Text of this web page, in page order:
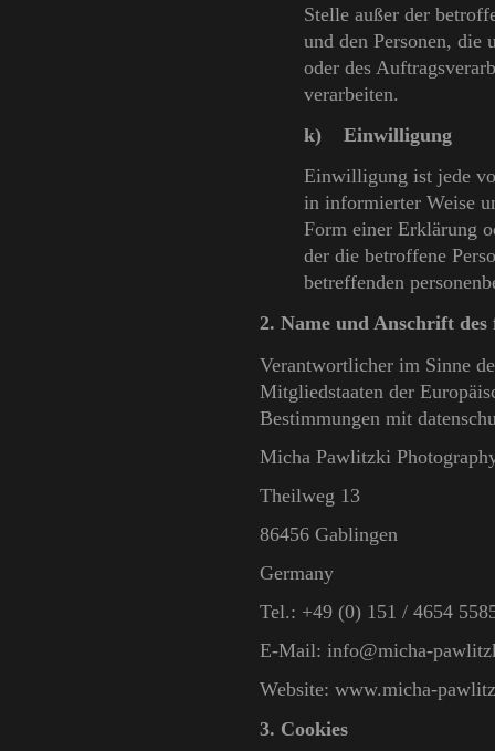
Stelle außer der
und den Personen, die
oder des
verarbeiten.
k) Einwilligung
Einwilligung ist jede
in informierter Weise
Form einer Erklärung
der die betroffene
betreffenden
2. Name und Anschrift
Verantwortlicher im Sinne
Mitgliedstaaten der
Bestimmungen mit
Micha Pawlitzki
Theilweg 13
86456 Gablingen
Germany
Tel.: +49 (0) 151 / 4654
E-Mail: info@micha-
Website: www.micha-
3. Cookies